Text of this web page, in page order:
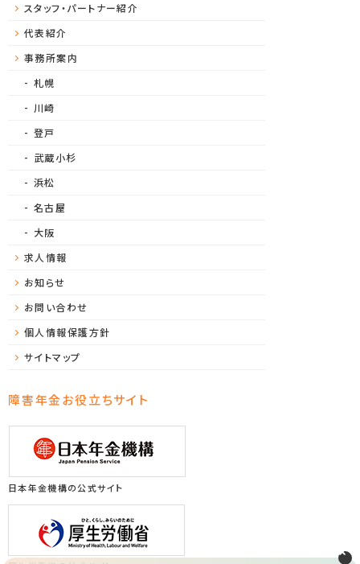
スタッフ・パートナー紹介
代表紹介
事務所案内
札幌
川崎
登戸
武蔵小杉
浜松
名古屋
大阪
求人情報
お知らせ
お問い合わせ
個人情報保護方針
サイトマップ
障害年金お役立ちサイト
日本年金機構の公式サイト